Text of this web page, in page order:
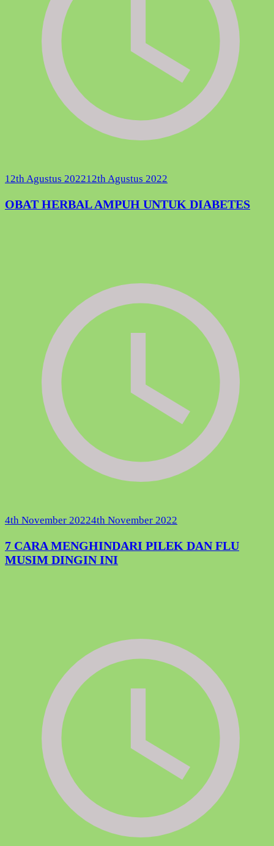
12th Agustus 202212th Agustus 2022
OBAT HERBAL AMPUH UNTUK DIABETES
4th November 20224th November 2022
7 CARA MENGHINDARI PILEK DAN FLU
MUSIM DINGIN INI